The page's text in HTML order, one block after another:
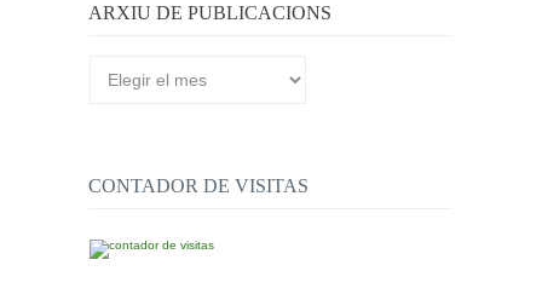
ARXIU DE PUBLICACIONS
CONTADOR DE VISITAS